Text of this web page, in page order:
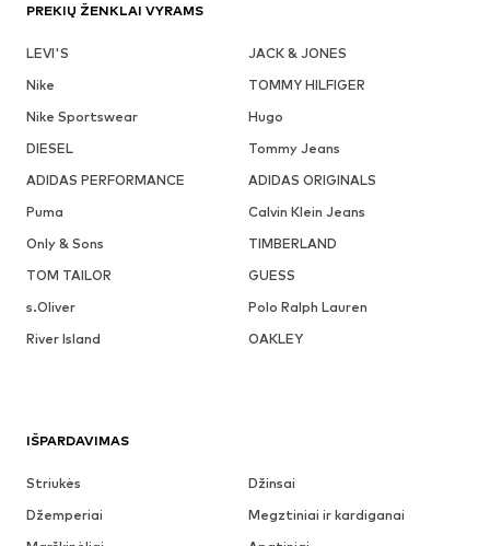
PREKIŲ ŽENKLAI VYRAMS
LEVI'S
JACK & JONES
Nike
TOMMY HILFIGER
Nike Sportswear
Hugo
DIESEL
Tommy Jeans
ADIDAS PERFORMANCE
ADIDAS ORIGINALS
Puma
Calvin Klein Jeans
Only & Sons
TIMBERLAND
TOM TAILOR
GUESS
s.Oliver
Polo Ralph Lauren
River Island
OAKLEY
IŠPARDAVIMAS
Striukės
Džinsai
Džemperiai
Megztiniai ir kardiganai